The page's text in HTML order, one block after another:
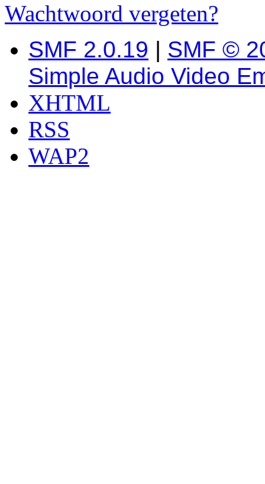
Wachtwoord vergeten?
SMF 2.0.19 | SMF ©
Simple Audio Video
XHTML
RSS
WAP2